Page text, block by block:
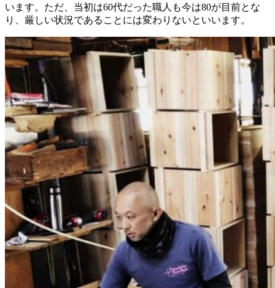
います。ただ、当初は60代だった職人も今は80が目前とな
り、厳しい状況であることには変わりないといいます。